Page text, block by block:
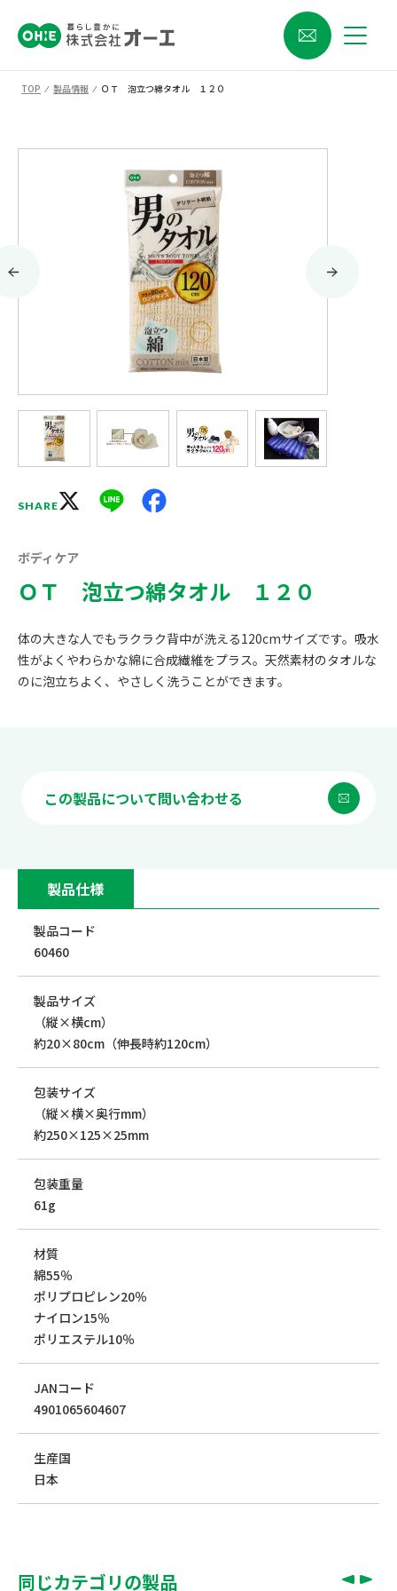
TOP ⁄ 製品情報 ⁄ ＯＴ 泡立つ綿タオル １２０
SHARE Line
ボディケア
ＯＴ 泡立つ綿タオル １２０
体の大きな人でもラクラク背中が洗える120cmサイズです。吸水
性がよくやわらかな綿に合成繊維をプラス。天然素材のタオルな
のに泡立ちよく、やさしく洗うことができます。
製品仕様
製品コード
60460
製品サイズ
（縦×横cm）
約20×80cm（伸長時約120cm）
包装サイズ
（縦×横×奥行mm）
約250×125×25mm
包装重量
61g
材質
綿55％
ポリプロピレン20％
ナイロン15％
ポリエステル10％
JANコード
4901065604607
生産国
日本
この製品について問い合わせる
同じカテゴリの製品